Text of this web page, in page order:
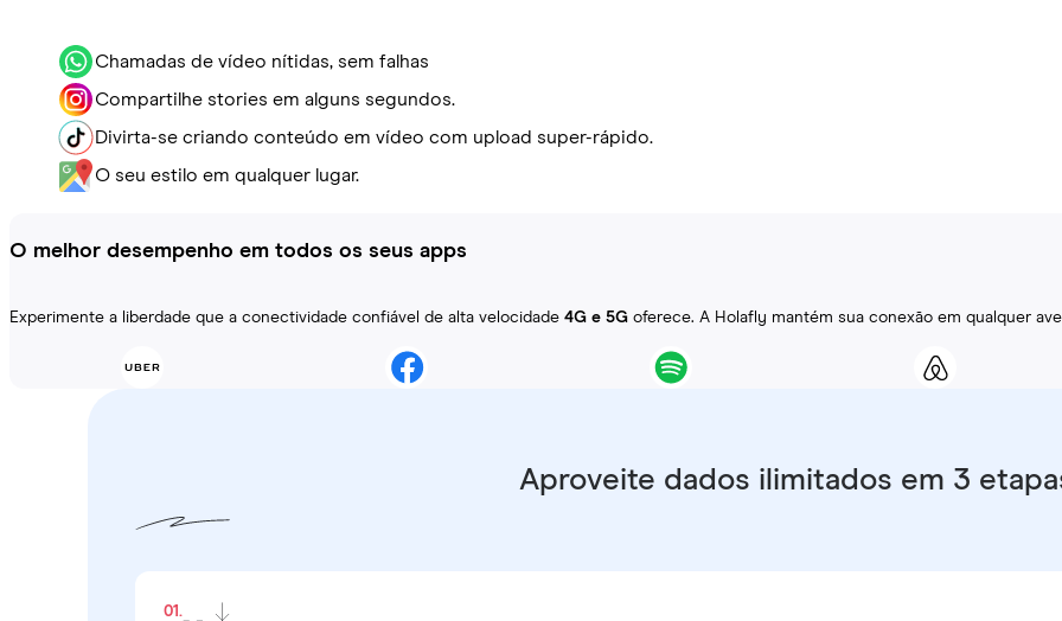
Chamadas de vídeo nítidas, sem falhas
Compartilhe stories em alguns segundos.
Divirta-se criando conteúdo em vídeo com upload super-rápido.
O seu estilo em qualquer lugar.
O melhor desempenho em todos os seus apps
Experimente a liberdade que a conectividade confiável de alta velocidade 4G e 5G oferece. A Holafly mantém sua conexão em qualquer
Aproveite dados ilimitados em 3
01.